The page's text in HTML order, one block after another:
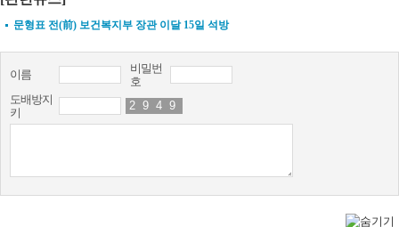
문형표 전(前) 보건복지부 장관 이달 15일 석방